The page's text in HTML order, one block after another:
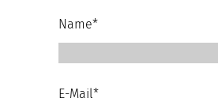
Name*
E-Mail*